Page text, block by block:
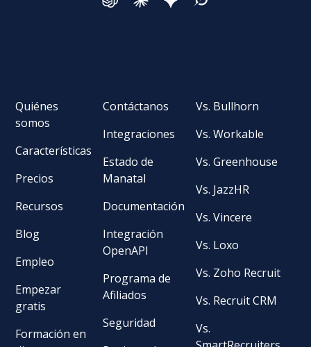
Quiénes
somos
Características
Precios
Recursos
Blog
Empleo
Empezar
gratis
Formación en
Contáctanos
Integraciones
Estado de
Manatal
Documentación
Integración
OpenAPI
Programa de
Afiliados
Seguridad
Vs. Bullhorn
Vs. Workable
Vs. Greenhouse
Vs. JazzHR
Vs. Vincere
Vs. Loxo
Vs. Zoho Recruit
Vs. Recruit CRM
Vs.